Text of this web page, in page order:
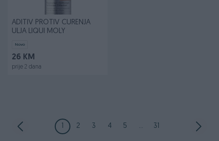
ADITIV PROTIV CURENJA
ULJA LIQUI MOLY
Novo
26 KM
prije 2 dana
1 2 3 4 5 ... 31